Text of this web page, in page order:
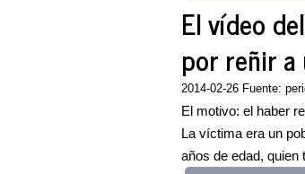
El vídeo
por reñir
2014-02-26 Fuente:
El motivo: el haber
La víctima era un
años de edad, quien